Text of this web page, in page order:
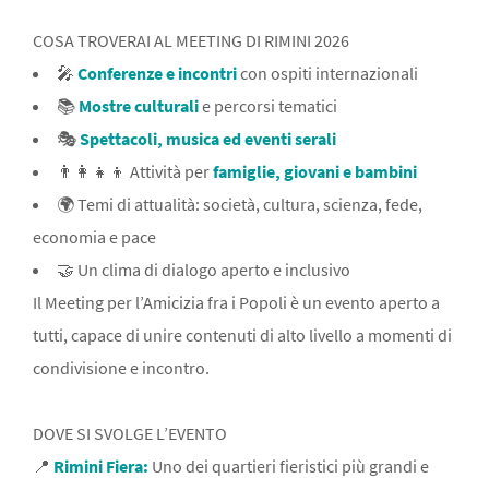
COSA TROVERAI AL MEETING DI RIMINI 2026
🎤 Conferenze e incontricon ospiti internazionali
📚 Mostre culturalie percorsi tematici
🎭Spettacoli, musica ed eventi serali
👨‍👩‍👧‍👦 Attività perfamiglie, giovani e bambini
🌍 Temi di attualità: società, cultura, scienza, fede,
economia e pace
🤝 Un clima di dialogo aperto e inclusivo
Il Meeting per l’Amicizia fra i Popoli è un evento aperto a
tutti, capace di unire contenuti di alto livello a momenti di
condivisione e incontro.
DOVE SI SVOLGE L’EVENTO
📍 Rimini Fiera: Uno dei quartieri fieristici più grandi e